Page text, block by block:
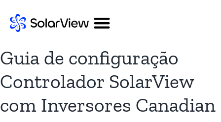
Guia de configuração
Controlador SolarView
com Inversores Canadian